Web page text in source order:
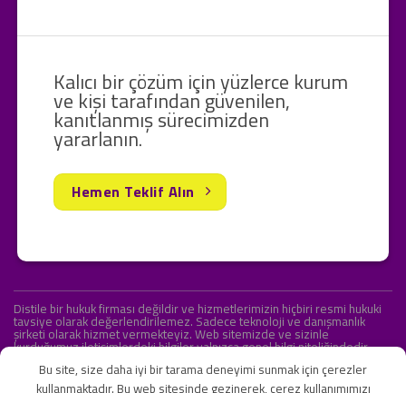
Kalıcı bir çözüm için yüzlerce kurum
ve kişi tarafından güvenilen,
kanıtlanmış sürecimizden
yararlanın.
Hemen Teklif Alın
Distile bir hukuk firması değildir ve hizmetlerimizin hiçbiri resmi hukuki
tavsiye olarak değerlendirilemez. Sadece teknoloji ve danışmanlık
şirketi olarak hizmet vermekteyiz. Web sitemizde ve sizinle
kurduğumuz iletişimlerdeki bilgiler yalnızca genel bilgi niteliğindedir.
Bu site, size daha iyi bir tarama deneyimi sunmak için çerezler
kullanmaktadır. Bu web sitesinde gezinerek, çerez kullanımımızı